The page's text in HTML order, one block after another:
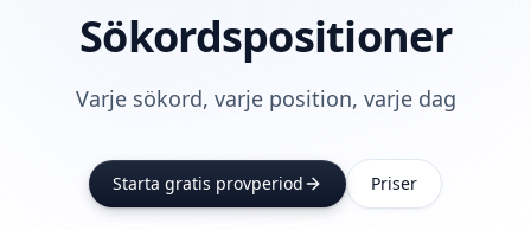
Sökordspositioner
Varje sökord, varje position, varje dag
Starta gratis provperiod Priser